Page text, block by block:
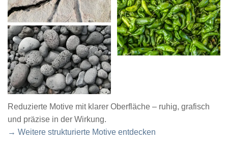
Reduzierte Motive mit klarer Oberfläche – ruhig, grafisch
und präzise in der Wirkung.
→ Weitere strukturierte Motive entdecken